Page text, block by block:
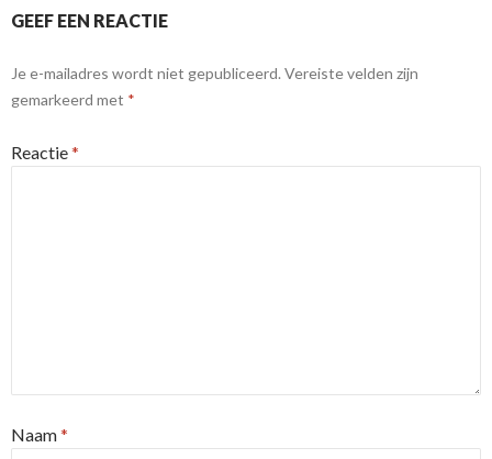
GEEF EEN REACTIE
Je e-mailadres wordt niet gepubliceerd. Vereiste velden zijn
gemarkeerd met *
Reactie*
Naam*